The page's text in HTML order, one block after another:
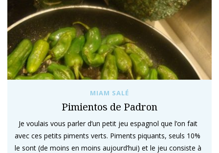
MIAM SALÉ
Pimientos de Padron
Je voulais vous parler d’un petit jeu espagnol que l’on fait
avec ces petits piments verts. Piments piquants, seuls 10%
le sont (de moins en moins aujourd’hui) et le jeu consiste à